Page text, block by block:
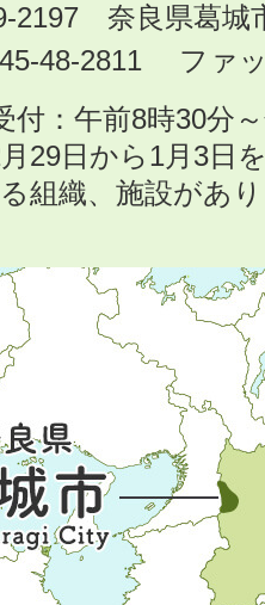
2197 奈良県葛城
48-2811 ファ
付：午前8時30分
月29日から1月3日
組織、施設があ